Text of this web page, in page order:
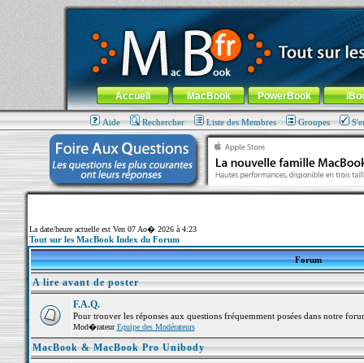
MacBook-fr.com : 100% Apple... 100% nomade !
Aller au contenu-Aller au menu général-Aller au menu de
Menu général
Accueil MacBook PowerBook
Aide Rechercher Liste des Membres Groupes
La date/heure actuelle est Ven 07 Ao� 2026 à 4:23
Tout sur les MacBook Index du Forum
Forum
A lire avant de poster
F.A.Q.
Pour trouver les réponses aux questions fréquemment posées dans notre
Mod�rateurEquipe des Modérateurs
MacBook & MacBook Pro Unibody